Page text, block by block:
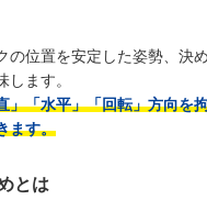
の位置を安定した姿勢、決
ます。
」「水平」「回転」方向を
ます。
とは